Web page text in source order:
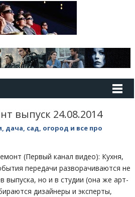
выпуск 24.08.2014
дача, сад, огород и все про
(Первый канал видео): Кухня,
передачи разворачиваются не
выпуска, но и в студии (она же арт-
дизайнеры и эксперты,